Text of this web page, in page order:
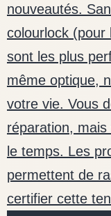
nouveautés.
colourlock (pour
sont les plus
même optique,
votre vie. Vous
réparation,
le temps. Les
permettent de
certifier cette